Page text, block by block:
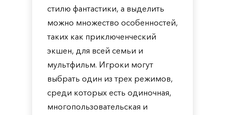
стилю фантастики, а выделить
можно множество особенностей,
таких как приключенческий
экшен, для всей семьи и
мультфильм. Игроки могут
выбрать один из трех режимов,
среди которых есть одиночная,
многопользовательская и